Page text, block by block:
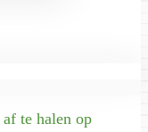
te halen op